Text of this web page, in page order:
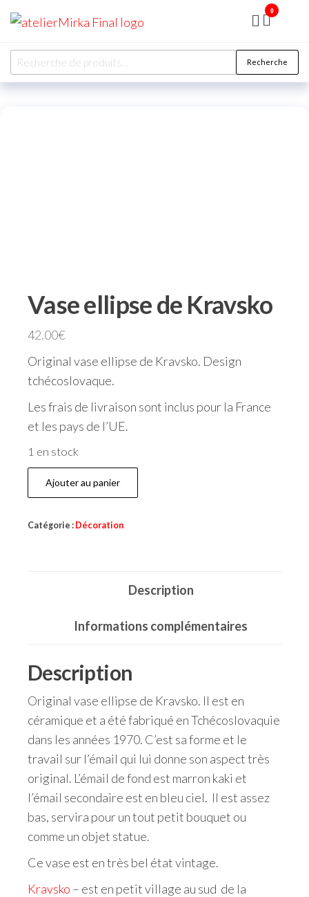
0
Recherche
Vase ellipse de Kravsko
42.00€
Original vase ellipse de Kravsko. Design
tchécoslovaque.
Les frais de livraison sont inclus pour la France
et les pays de l’UE.
1 en stock
Ajouter au panier
Catégorie : Décoration
Description
Informations complémentaires
Description
Original vase ellipse de Kravsko. Il est en
céramique et a été fabriqué en Tchécoslovaquie
dans les années 1970. C’est sa forme et le
travail sur l’émail qui lui donne son aspect très
original. L’émail de fond est marron kaki et
l’émail secondaire est en bleu ciel. Il est assez
bas, servira pour un tout petit bouquet ou
comme un objet statue.
Ce vase est en très bel état vintage.
Kravsko – est en petit village au sud de la